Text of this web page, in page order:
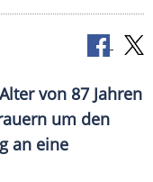
von 87 Jahren
um den
an eine